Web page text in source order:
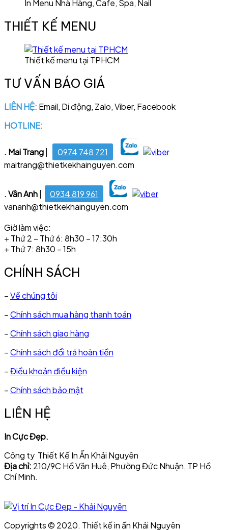
In Menu Nhà Hàng, Cafe, Spa, Nail
THIẾT KẾ MENU
Thiết kế menu tại TPHCM
TƯ VẤN BÁO GIÁ
LIÊN HỆ: Email, Di động, Zalo, Viber, Facebook
HOTLINE:
. Mai Trang|
0974 748 721
maitrang@thietkekhainguyen.com
. Vân Anh
0934 819 961
vananh@thietkekhainguyen.com
Giờ làm việc:
+ Thứ 2 – Thứ 6: 8h30 – 17:30h
+ Thứ 7: 8h30 – 15h
CHÍNH SÁCH
–Về chúng tôi
–Chính sách mua hàng thanh toán
–Chính sách giao hàng
–Chính sách đổi trả hoàn tiền
–Điều khoản điều kiện
–Chính sách bảo mật
LIÊN HỆ
In Cực Đẹp.
Công ty Thiết Kế In Ấn Khải Nguyên
Địa chỉ: 210/9C Hồ Văn Huê, Phường Đức Nhuận, TP Hồ
Chí Minh.
Copyrights © 2020. Thiết kế in ấn Khải Nguyên